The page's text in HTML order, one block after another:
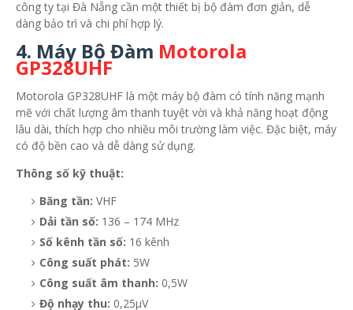
công ty tại Đà Nẵng cần một thiết bị bộ đàm đơn giản, dễ
dàng bảo trì và chi phí hợp lý.
4. Máy Bộ Đàm Motorola
GP328UHF
Motorola GP328UHF là một máy bộ đàm có tính năng mạnh
mẽ với chất lượng âm thanh tuyệt vời và khả năng hoạt động
lâu dài, thích hợp cho nhiều môi trường làm việc. Đặc biệt, máy
có độ bền cao và dễ dàng sử dụng.
Thông số kỹ thuật:
Băng tần: VHF
Dải tần số: 136 – 174 MHz
Số kênh tần số: 16 kênh
Công suất phát: 5W
Công suất âm thanh: 0,5W
Độ nhạy thu: 0,25μV